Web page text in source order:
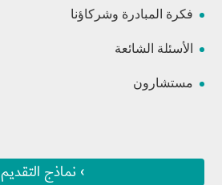
فكرة المبادرة وشركاؤنا
الأسئلة الشائعة
مستشارون
› نماذج التقديم